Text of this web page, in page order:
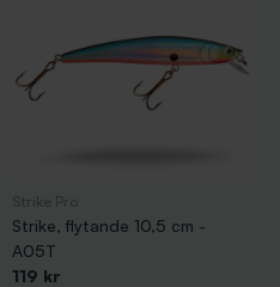
Strike, flytande 10,5 cm -
A05T
119 kr